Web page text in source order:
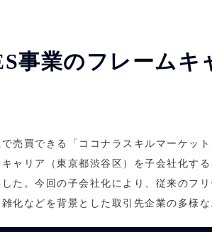
事業のフレームキ
売買できる「ココナラスキルマーケッ
ャリア（東京都渋谷区）を子会社化す
た。今回の子会社化により、従来のフ
化などを背景とした取引先企業の多様